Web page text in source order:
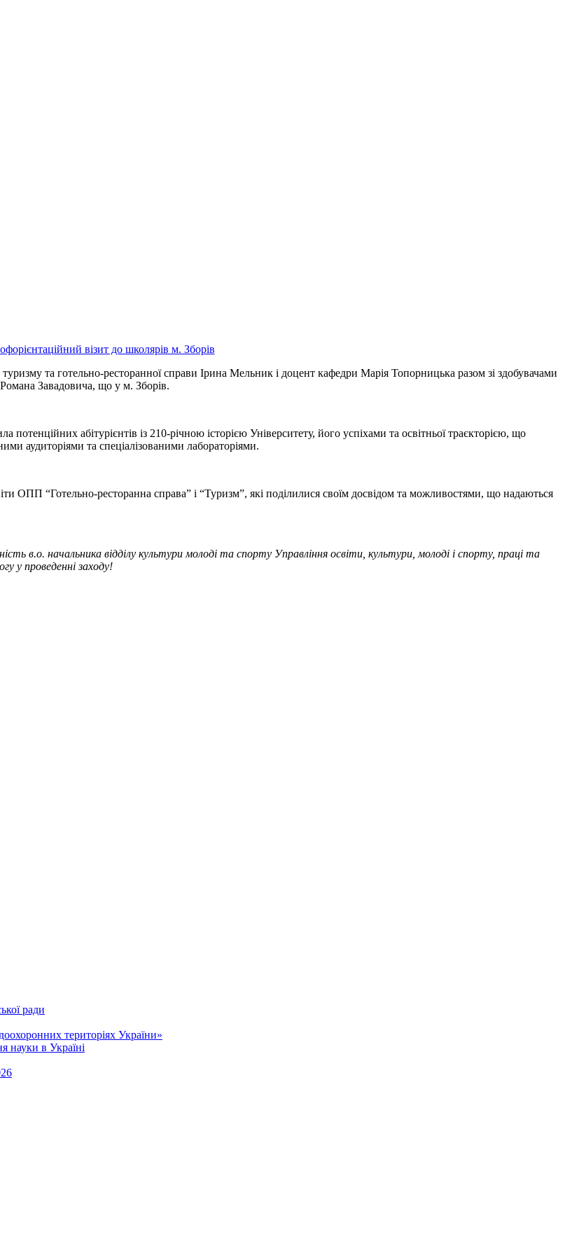
туризму та готельно-ресторанної справи Ірина Мельник і доцент кафедри Марія Топорницька разом зі здобувачами
Завадовича, що у м. Зборів.
абітурієнтів із 210-річною історією Університету, його успіхами та освітньої траєкторією, що
аудиторіями та спеціалізованими лабораторіями.
ОПП “Готельно-ресторанна справа” і “Туризм”, які поділилися своїм досвідом та можливостями, що надаються
в.о. начальника відділу культури молоді та спорту Управління освіти, культури, молоді і спорту, праці та
у проведенні заходу!
ради
територіях України»
науки в Україні